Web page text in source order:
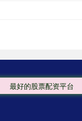
最好的股票配资平台